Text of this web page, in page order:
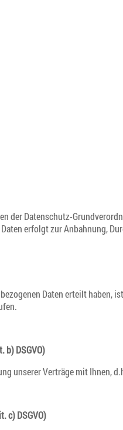
der Datenschutz-
erfolgt zur Anbahnung,
Daten erteilt
b) DSGVO)
unserer Verträge mit Ihnen,
c) DSGVO)